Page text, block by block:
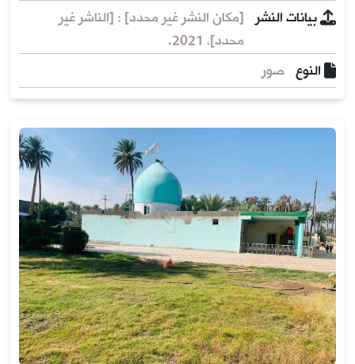
بيانات النشر [مكان النشر غير محدد] : [الناشر غير
محدد]، 2021.
النوع صور